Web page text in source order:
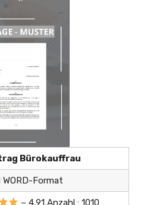
Bürokauffrau
WORD-Format
– 4,91 Anzahl : 1010